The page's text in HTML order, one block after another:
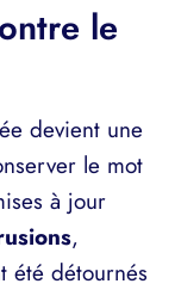
le
devient une
le mot
à jour
,
été détournés